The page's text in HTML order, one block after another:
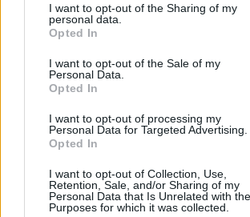
not limited to your visit or usage behaviour.
grant or deny consent to Google and its
use your data for below specified purposes
consent section.
I want to opt-out of the Sharing of my
personal data.
Opted In
I want to opt-out of the Sale of my
Personal Data.
Opted In
I want to opt-out of processing my
Personal Data for Targeted Advertising.
Opted In
I want to opt-out of Collection, Use,
Retention, Sale, and/or Sharing of my
Personal Data that Is Unrelated with the
Purposes for which it was collected.